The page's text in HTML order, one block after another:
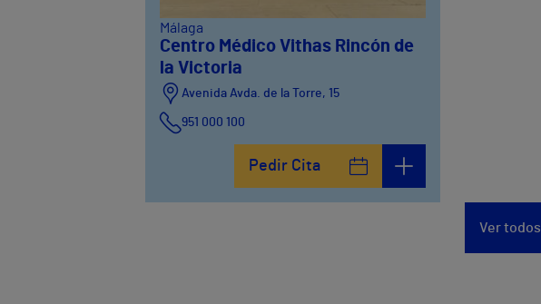
Málaga
Centro Médico Vithas Rincón de
la Victoria
Avenida Avda. de la Torre, 15
951 000 100
Pedir Cita
Ver todos